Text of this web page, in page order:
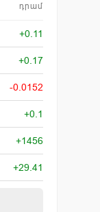
դրամ
+0.11
+0.17
-0.0152
+0.1
+1456
+29.41